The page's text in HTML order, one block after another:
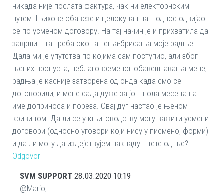
никада није послата фактура, чак ни електорнским
путем. Њихове обавезе и целокупан наш однос одвијао
се по усменом договору. На тај начин је и прихватила да
заврши шта треба око гашења-брисања моје радње.
Дала ми је упутства по којима сам поступио, али због
њених пропуста, неблаговременог обавештавања мене,
радња је касније затворена од онда када смо се
договорили, и мене сада дуже за још пола месеца на
име доприноса и пореза. Овај дуг настао је њеном
кривицом. Да ли се у књиговодству могу важити усмени
договори (односно уговори који нису у писменој форми)
и да ли могу да издејствујем накнаду штете од ње?
Odgovori
SVM SUPPORT 28.03.2020 10:19
@Mario,